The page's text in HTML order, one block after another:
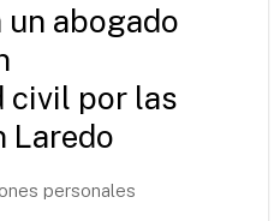
un abogado
civil por las
Laredo
personales